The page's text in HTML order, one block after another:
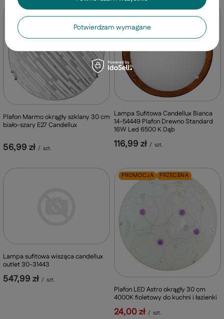
Plafon Marmo okrągły szklany 30 cm
biało-szary E27 Candellux
56,99 zł / szt.
Lampa Sufitowa Candellux Bianca
14-54449 Plafon Drewno Standard
16W Led 6500 K Dąb
116,99 zł / szt.
Lampa sufitowa wisząca candellux
outlet 30-31443
547,99 zł / szt.
PROMOCJA PRZECENA
Plafon LED Astro okrągły 30 cm
4000K fioletowy do kuchni i łazienki
24,00 zł / szt.
Potwierdzam wymagane